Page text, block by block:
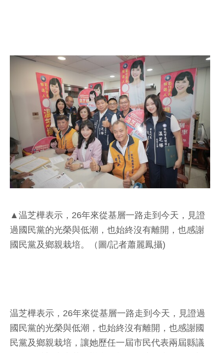
▲温芝樺表示，26年來從基層一路走到今天，見證
過國民黨的光榮與低潮，也始終沒有離開，也感謝
國民黨及鄉親栽培。（圖/記者蕭麗鳳攝)
温芝樺表示，26年來從基層一路走到今天，見證過
國民黨的光榮與低潮，也始終沒有離開，也感謝國
民黨及鄉親栽培，讓她歷任一屆市民代表兩屆縣議